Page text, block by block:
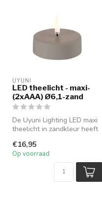
UYUNI
LED theelicht - maxi-
(2xAAA) Ø6,1-zand
De Uyuni Lighting LED maxi
theelicht in zandkleur heeft
€16,95
Op voorraad